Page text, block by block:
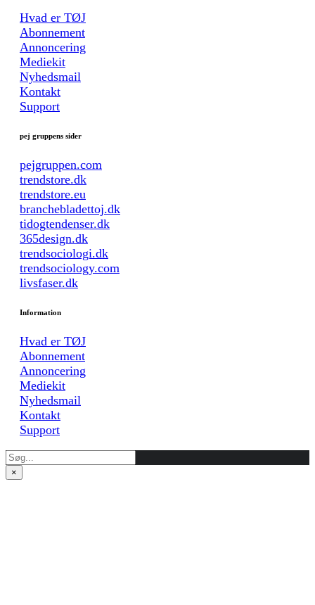
Hvad er TØJ
Abonnement
Annoncering
Mediekit
Nyhedsmail
Kontakt
Support
pej gruppens sider
pejgruppen.com
trendstore.dk
trendstore.eu
branchebladettoj.dk
tidogtendenser.dk
365design.dk
trendsociologi.dk
trendsociology.com
livsfaser.dk
Information
Hvad er TØJ
Abonnement
Annoncering
Mediekit
Nyhedsmail
Kontakt
Support
×